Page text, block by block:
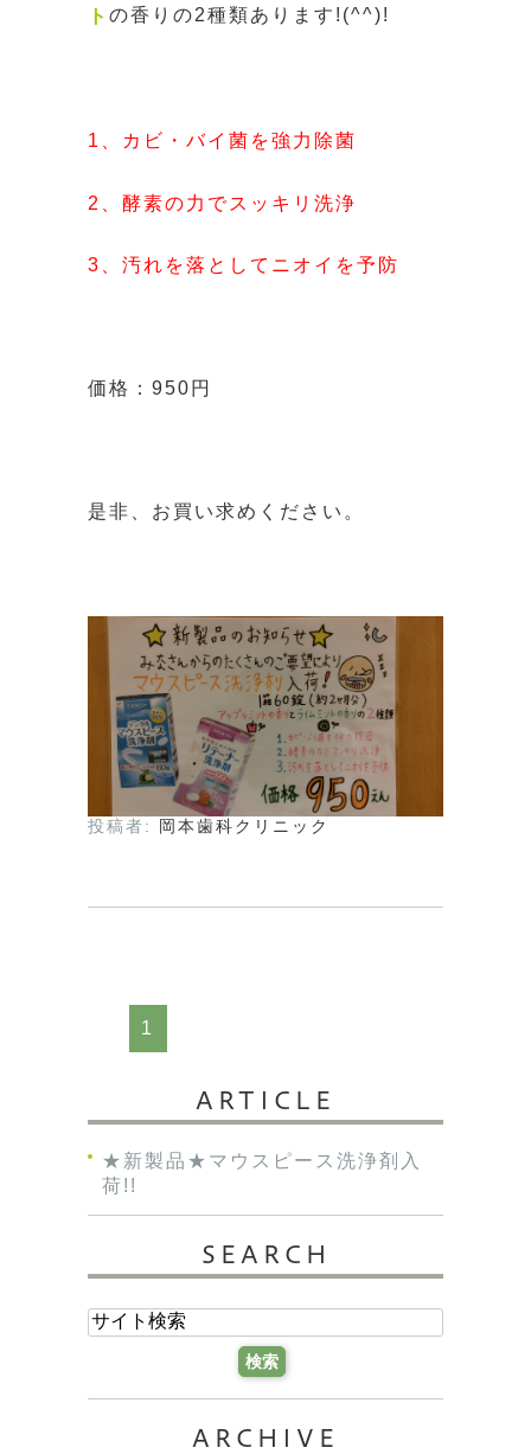
ト の香りの2種類あります!(^^)!
1、カビ・バイ菌を強力除菌
2、酵素の力でスッキリ洗浄
3、汚れを落としてニオイを予防
価格：950円
是非、お買い求めください。
投稿者: 岡本歯科クリニック
1
ARTICLE
★新製品★マウスピース洗浄剤入
荷!!
SEARCH
ARCHIVE